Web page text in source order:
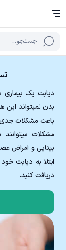
جستجو...
دیابت یک بیماری
بدن نمیتواند این
باعث مشکلات جدی
مشکلات
بینایی و امراض
ابتلا به دیابت
دریافت کنید.